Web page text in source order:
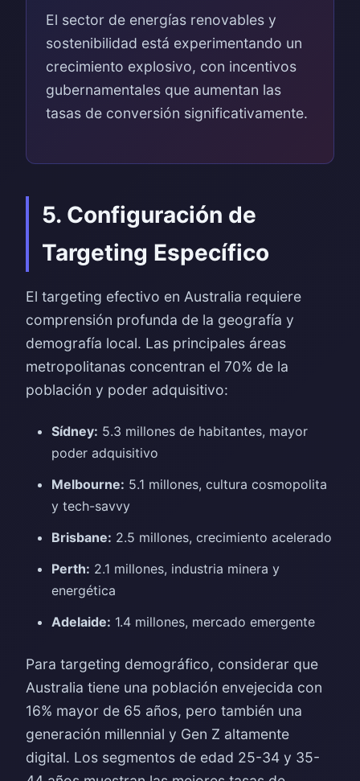
El sector de energías renovables y
sostenibilidad está experimentando un
crecimiento explosivo, con incentivos
gubernamentales que aumentan las
tasas de conversión significativamente.
5. Configuración de
Targeting Específico
El targeting efectivo en Australia requiere
comprensión profunda de la geografía y
demografía local. Las principales áreas
metropolitanas concentran el 70% de la
población y poder adquisitivo:
Sídney: 5.3 millones de habitantes, mayor
poder adquisitivo
Melbourne: 5.1 millones, cultura cosmopolita
y tech-savvy
Brisbane: 2.5 millones, crecimiento acelerado
Perth: 2.1 millones, industria minera y
energética
Adelaide: 1.4 millones, mercado emergente
Para targeting demográfico, considerar que
Australia tiene una población envejecida con
16% mayor de 65 años, pero también una
generación millennial y Gen Z altamente
digital. Los segmentos de edad 25-34 y 35-